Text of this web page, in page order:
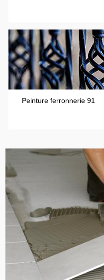
Peinture ferronnerie 91